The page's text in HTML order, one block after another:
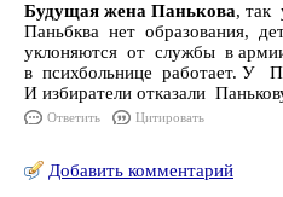
Будущая жена Панькова, так
Паньбква нет образования,
уклоняются от службы в
в психбольнице работает. У
И избиратели отказали
Ответить Цитировать
Добавить комментарий